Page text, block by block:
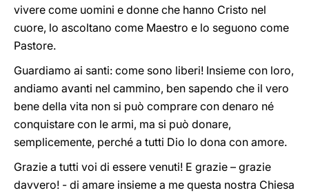
vivere come uomini e donne che hanno Cristo nel
cuore, lo ascoltano come Maestro e lo seguono come
Pastore.
Guardiamo ai santi: come sono liberi! Insieme con loro,
andiamo avanti nel cammino, ben sapendo che il vero
bene della vita non si può comprare con denaro né
conquistare con le armi, ma si può donare,
semplicemente, perché a tutti Dio lo dona con amore.
Grazie a tutti voi di essere venuti! E grazie – grazie
davvero! - di amare insieme a me questa nostra Chiesa